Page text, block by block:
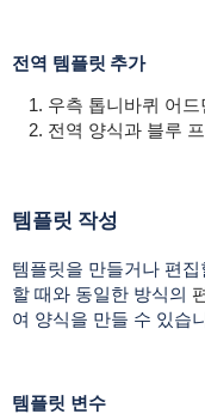
전역 템플릿 추가
우측 톱니바퀴 어
전역 양식과 블루
템플릿 작성
템플릿을 만들거나 편
할 때와 동일한 방식의
여 양식을 만들 수 있습
템플릿 변수